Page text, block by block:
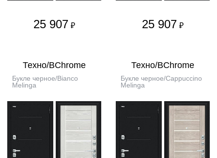
25 907 ₽ 25 907 ₽
Техно/BChrome
Букле черное/Bianco
Melinga
Техно/BChrome
Букле черное/Cappuccino
Melinga